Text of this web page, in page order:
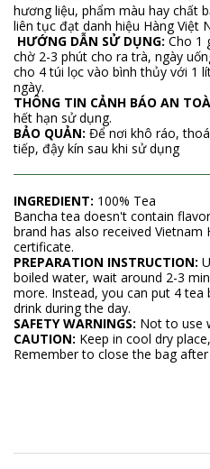
hương liệu, phẩm màu hay chất
liên tục đạt danh hiệu Hàng Việt
HƯỚNG DẪN SỬ DỤNG: Cho 1
chờ 2-3 phút cho ra trà, ngày
cho 4 túi lọc vào bình thủy với 1
ngày.
THÔNG TIN CẢNH BÁO AN
hết hạn sử dụng.
BẢO QUẢN: Để nơi khô ráo,
tiếp, đậy kín sau khi sử dụng
INGREDIENT: 100% Tea
Bancha tea doesn't contain
brand has also received Vietnam
certificate.
PREPARATION INSTRUCTION:
boiled water, wait around 2-3
more. Instead, you can put 4
drink during the day.
SAFETY WARNINGS: Not to use
CAUTION: Keep in cool dry
Remember to close the bag after